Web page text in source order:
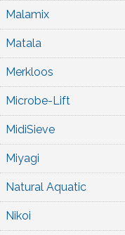
Malamix
Matala
Merkloos
Microbe-Lift
MidiSieve
Miyagi
Natural Aquatic
Nikoi